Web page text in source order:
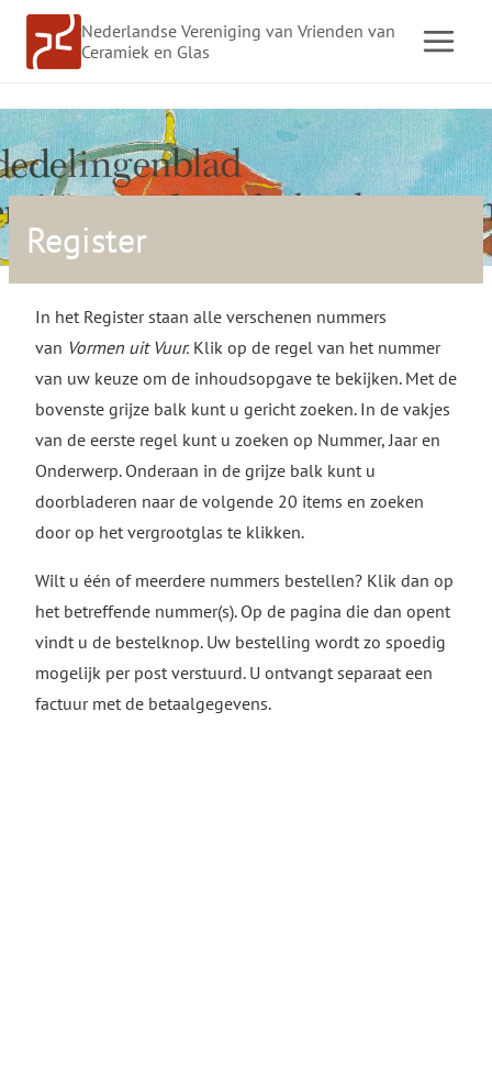
Doorgaan
inhoud
Nederlandse Vereniging van Vrienden van
Ceramiek en Glas
Register
In het Register staan alle verschenen nummers
van Vormen uit Vuur. Klik op de regel van het nummer
van uw keuze om de inhoudsopgave te bekijken. Met de
bovenste grijze balk kunt u gericht zoeken. In de vakjes
van de eerste regel kunt u zoeken op Nummer, Jaar en
Onderwerp. Onderaan in de grijze balk kunt u
doorbladeren naar de volgende 20 items en zoeken
door op het vergrootglas te klikken.
Wilt u één of meerdere nummers bestellen? Klik dan op
het betreffende nummer(s). Op de pagina die dan opent
vindt u de bestelknop. Uw bestelling wordt zo spoedig
mogelijk per post verstuurd. U ontvangt separaat een
factuur met de betaalgegevens.